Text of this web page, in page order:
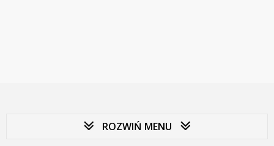
ROZWIŃ MENU